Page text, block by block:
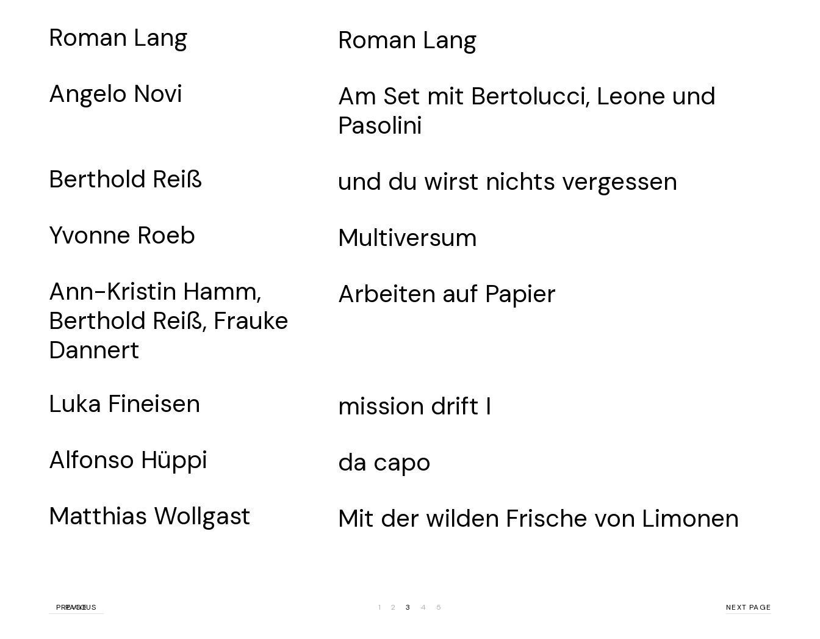
Roman Lang
Roman Lang
Am Set mit Bertolucci, Leone und
Pasolini
Angelo Novi
und du wirst nichts vergessen
Berthold Reiß
Multiversum
Yvonne Roeb
Arbeiten auf Papier
Ann-Kristin Hamm,
Berthold Reiß, Frauke
Dannert
mission drift I
Luka Fineisen
da capo
Alfonso Hüppi
Mit der wilden Frische von Limonen
Matthias Wollgast
PREVIOUS
PAGE
1 2 3 4 5 NEXT PAGE